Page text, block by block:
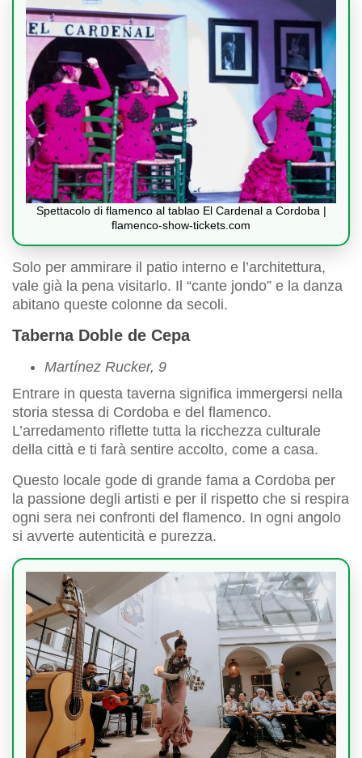
Spettacolo di flamenco al tablao El Cardenal a Cordoba |
flamenco-show-tickets.com
Solo per ammirare il patio interno e l’architettura,
vale già la pena visitarlo. Il “cante jondo” e la danza
abitano queste colonne da secoli.
Taberna Doble de Cepa
Martínez Rucker, 9
Entrare in questa taverna significa immergersi nella
storia stessa di Cordoba e del flamenco.
L’arredamento riflette tutta la ricchezza culturale
della città e ti farà sentire accolto, come a casa.
Questo locale gode di grande fama a Cordoba per
la passione degli artisti e per il rispetto che si respira
ogni sera nei confronti del flamenco. In ogni angolo
si avverte autenticità e purezza.